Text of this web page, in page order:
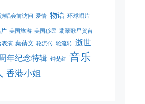
演唱会前访问 爱情 物语 环球唱片
美国旅游 美国移民 翡翠歌星賀台
表演 葉蒨文 轮流传 轮流转 逝世
年纪念特辑 钟楚红 音乐
香港小姐